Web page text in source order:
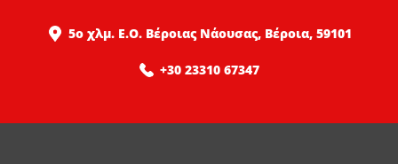
5ο χλμ. Ε.Ο. Βέροιας Νάουσας, Βέροια, 59101
+30 23310 67347